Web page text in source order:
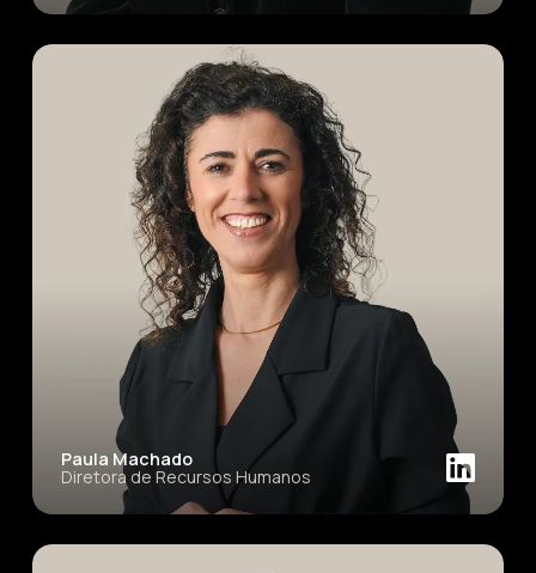
Paula Machado
Diretora de Recursos Humanos